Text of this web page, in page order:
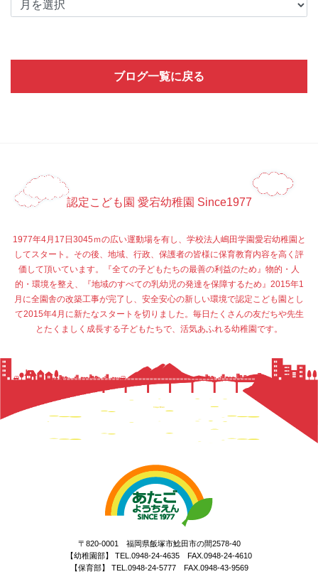
ブログ一覧に戻る
認定こども園 愛宕幼稚園 Since1977
1977年4月17日3045ｍの広い運動場を有し、学校法人嶋田学園愛宕幼稚園と
してスタート。その後、地域、行政、保護者の皆様に保育教育内容を高く評
価して頂いています。『全ての子どもたちの最善の利益のため』物的・人
的・環境を整え、『地域のすべての乳幼児の発達を保障するため』2015年1
月に全園舎の改築工事が完了し、安全安心の新しい環境で認定こども園とし
て2015年4月に新たなスタートを切りました。毎日たくさんの友だちや先生
とたくましく成長する子どもたちで、活気あふれる幼稚園です。
〒820-0001 福岡県飯塚市鯰田市の間2578-40
【幼稚園部】 TEL.0948-24-4635 FAX.0948-24-4610
【保育部】 TEL.0948-24-5777 FAX.0948-43-9569